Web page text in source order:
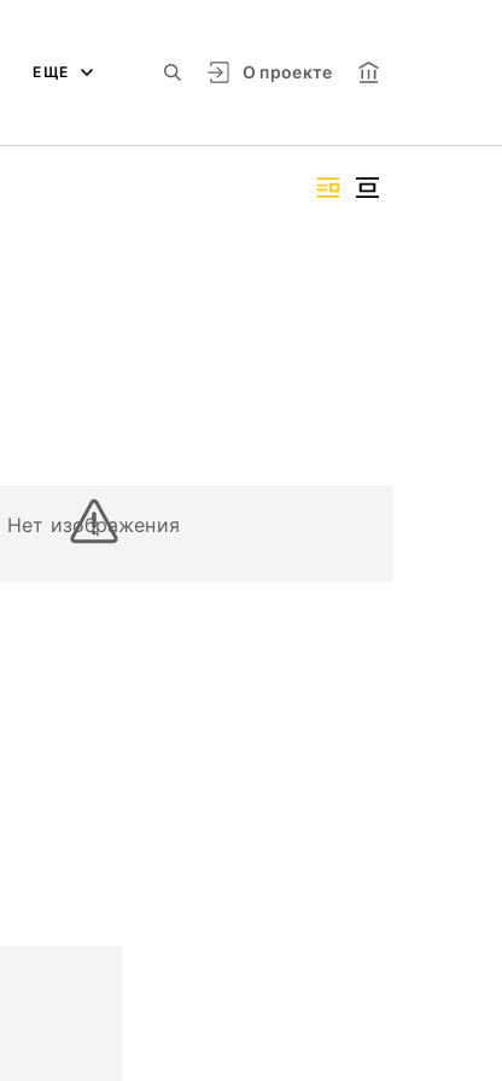
О проекте
ЕЩЕ
Нет изображения